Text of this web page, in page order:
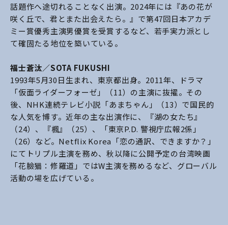
話題作へ途切れることなく出演。2024年には『あの花が
咲く丘で、君とまた出会えたら。』で第47回日本アカデ
ミー賞優秀主演男優賞を受賞するなど、若手実力派とし
て確固たる地位を築いている。
福士蒼汰／SOTA FUKUSHI
1993年5月30日生まれ、東京都出身。2011年、ドラマ
「仮面ライダーフォーゼ」（11）の主演に抜擢。その
後、NHK連続テレビ小説「あまちゃん」（13）で国民的
な人気を博す。近年の主な出演作に、『湖の女たち』
（24）、『楓』（25）、「東京P.D. 警視庁広報2係」
（26）など。Netflix Korea「恋の通訳、できますか？」
にてトリプル主演を務め、秋以降に公開予定の台湾映画
「花臉猫：修羅道」ではW主演を務めるなど、グローバル
活動の場を広げている。